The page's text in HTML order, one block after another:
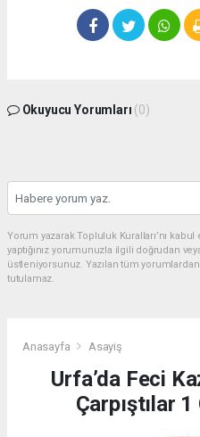
Okuyucu Yorumları (0)
Yorum yazarak Topluluk Kuralları’nı
yaptığınız yorumunuzla ilgili doğrudan
üstleniyorsunuz. Yazılan tüm
tutulamaz.
Anasayfa Asayiş
Urfa’da Feci
Çarpıştılar